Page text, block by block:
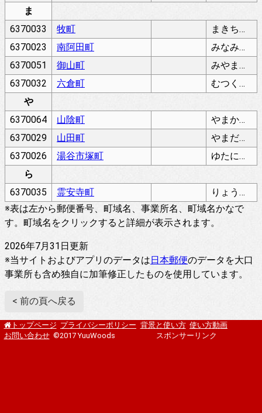
ま
6370033
牧町
まきちょう
6370023
南阿田町
みなみあだちょう
6370051
御山町
みやまちょう
6370032
六倉町
むつくらちょう
や
6370064
山陰町
やまかげちょう
6370029
山田町
やまだちょう
6370026
湯谷市塚町
ゆたにいちづかちょう
ら
6370035
霊安寺町
りょうあんじちょう
※表は左から郵便番号、町域名、事業所名、町域名かなで
す。町域名をクリックすると詳細が表示されます。
2026年7月31日更新
※当サイトおよびアプリのデータは日本郵便のデータを大口
事業所も含め独自に加筆修正したものを使用しています。
< 前の頁へ戻る
トップページ プライバシーポリシー 背景と使い方 使い方動画
お問い合わせ ©2017 YuuWoods スポンサーリンク